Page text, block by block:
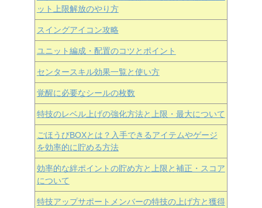
ット上限解放のやり方
スイングアイコン攻略
ユニット編成・配置のコツとポイント
センタースキル効果一覧と使い方
覚醒に必要なシールの枚数
特技のレベル上げの強化方法と上限・最大について
ごほうびBOXとは？入手できるアイテムやゲージ
を効率的に貯める方法
効率的な絆ポイントの貯め方と上限と補正・スコア
について
特技アップサポートメンバーの特技の上げ方と獲得